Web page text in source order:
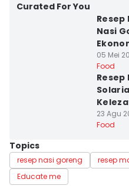
Curated For You
Resep
Nasi
05 Mei
Food
23 Agu
Food
Topics
resep nasi goreng resep
Educate me